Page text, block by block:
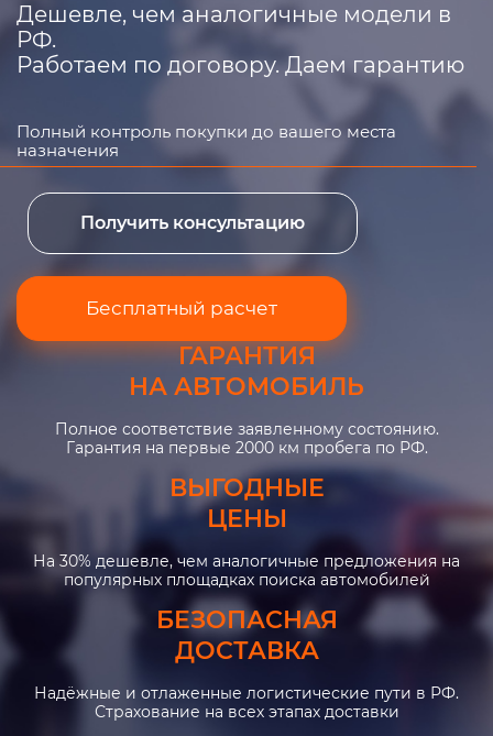
Дешевле, чем аналогичные модели в
РФ.
Работаем по договору. Даем гарантию
Полный контроль покупки до вашего места
назначения
Получить консультацию
Бесплатный расчет
ГАРАНТИЯ
НА АВТОМОБИЛЬ
Полное соответствие заявленному состоянию.
Гарантия на первые 2000 км пробега по РФ.
ВЫГОДНЫЕ
ЦЕНЫ
На 30% дешевле, чем аналогичные предложения на
популярных площадках поиска автомобилей
БЕЗОПАСНАЯ
ДОСТАВКА
Надёжные и отлаженные логистические пути в РФ.
Страхование на всех этапах доставки